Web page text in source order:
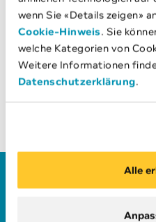
wenn Sie «Details zeigen»
Cookie-Hinweis. Sie
welche Kategorien von
Weitere Informationen
Datenschutzerklärung.
Alle
Kredit? In unserem
Bereich finden Sie viele…
mehr erfahren